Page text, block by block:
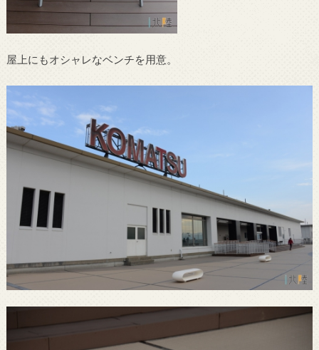
屋上にもオシャレなベンチを用意。